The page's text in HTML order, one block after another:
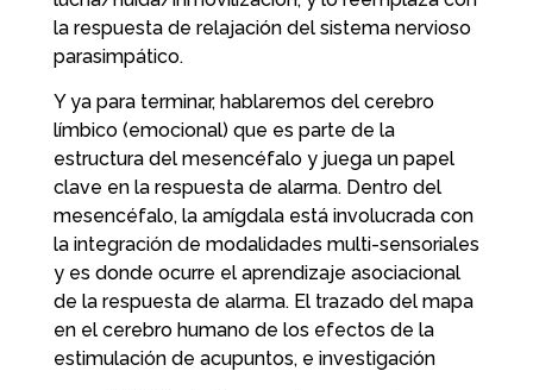
la respuesta de relajación del sistema nervioso
parasimpático.
Y ya para terminar, hablaremos del cerebro
límbico (emocional) que es parte de la
estructura del mesencéfalo y juega un papel
clave en la respuesta de alarma. Dentro del
mesencéfalo, la amígdala está involucrada con
la integración de modalidades multi-sensoriales
y es donde ocurre el aprendizaje asociacional
de la respuesta de alarma. El trazado del mapa
en el cerebro humano de los efectos de la
estimulación de acupuntos, e investigación